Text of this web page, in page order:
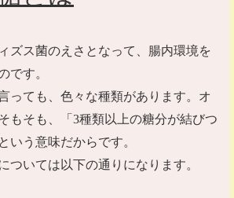
ズス菌のえさとなって、腸内環境を
です。
っても、色々な種類があります。オ
もそも、「 3種類以上の糖分が結びつ
いう意味だからです。
ついては以下の通りになります。